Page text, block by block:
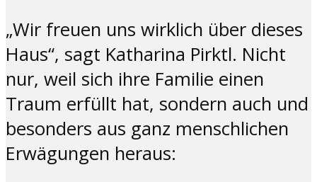
„Wir freuen uns wirklich über dieses
Haus“, sagt Katharina Pirktl. Nicht
nur, weil sich ihre Familie einen
Traum erfüllt hat, sondern auch und
besonders aus ganz menschlichen
Erwägungen heraus: